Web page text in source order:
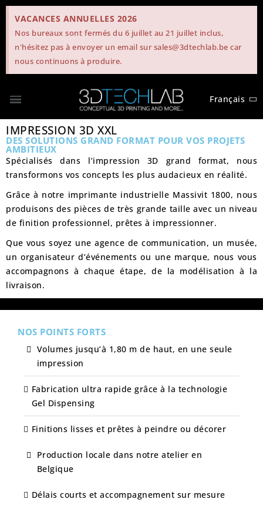
VACANCES ANNUELLES 2026
Nos bureaux sont fermés du 6 juillet au 21 juillet inclus,
n'hésitez pas à envoyer un email sur sales@3dtechlab.be car
nous continuons à produire.
Français
IMPRESSION 3D XXL
DES SOLUTIONS GRAND FORMAT POUR VOS PROJETS
AMBITIEUX
Spécialisés dans l’impression 3D grand format, nous
transformons vos concepts les plus audacieux en réalité.
Grâce à notre imprimante industrielle Massivit 1800, nous
produisons des pièces de très grande taille avec un niveau
de finition professionnel, prêtes à impressionner.
Que vous soyez une agence de communication, un musée,
un organisateur d’événements ou une marque, nous vous
accompagnons à chaque étape, de la modélisation à la
livraison.
NOS POINTS FORTS
Volumes jusqu’à 1,80 m de haut, en une seule
impression
Fabrication ultra rapide grâce à la technologie
Gel Dispensing
Finitions lisses et prêtes à peindre ou décorer
Production locale dans notre atelier en
Belgique
Délais courts et accompagnement sur mesure